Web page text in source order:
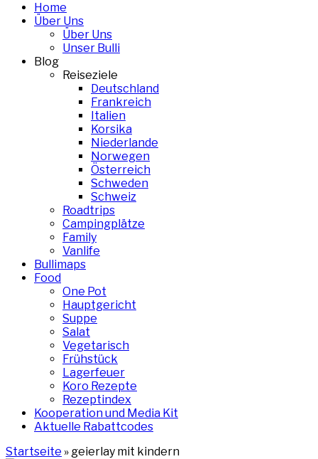
Home
Über Uns
Über Uns
Unser Bulli
Blog
Reiseziele
Deutschland
Frankreich
Italien
Korsika
Niederlande
Norwegen
Österreich
Schweden
Schweiz
Roadtrips
Campingplätze
Family
Vanlife
Bullimaps
Food
One Pot
Hauptgericht
Suppe
Salat
Vegetarisch
Frühstück
Lagerfeuer
Koro Rezepte
Rezeptindex
Kooperation und Media Kit
Aktuelle Rabattcodes
Startseite » geierlay mit kindern